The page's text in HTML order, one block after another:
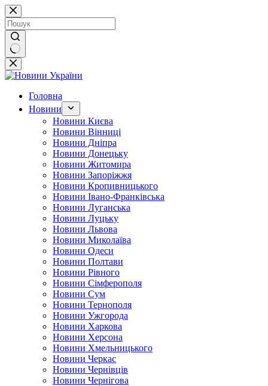
Перейти
до
вмісту
Немає
результатів
Головна
Новини
Новини Києва
Новини Вінниці
Новини Дніпра
Новини Донецьку
Новини Житомира
Новини Запоріжжя
Новини Кропивницького
Новини Івано-Франківська
Новини Луганська
Новини Луцьку
Новини Львова
Новини Миколаїва
Новини Одеси
Новини Полтави
Новини Рівного
Новини Сімферополя
Новини Сум
Новини Тернополя
Новини Ужгорода
Новини Харкова
Новини Херсона
Новини Хмельницького
Новини Черкас
Новини Чернівців
Новини Чернігова